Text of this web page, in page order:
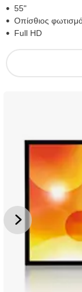
55"
Οπίσθιος
Full HD